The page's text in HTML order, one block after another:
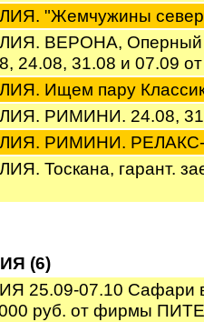
"Жемчужины
ВЕРОНА, Оперный
24.08, 31.08 и 07.09
Ищем пару
РИМИНИ. 24.08,
РИМИНИ.
Тоскана, гарант.
(6)
25.09-07.10 Cафари в
руб. от фирмы